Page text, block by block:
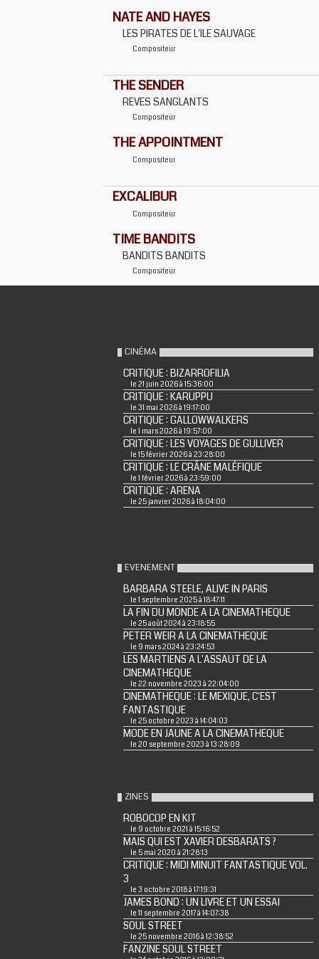
NATE AND HAYES
LES PIRATES DE L'ILE SAUVAGE
Compositeur
THE SENDER
REVES SANGLANTS
Compositeur
THE APPOINTMENT
Compositeur
EXCALIBUR
Compositeur
TIME BANDITS
BANDITS BANDITS
Compositeur
CINÉMA
CRITIQUE : BIZARROFILIA
le 21 juin 2026 à 15:36:00
CRITIQUE : KARUPPU
le 31 mai 2026 à 19:17:00
CRITIQUE : GALLOWWALKERS
le 1 mars 2026 à 19:57:00
CRITIQUE : LES VOYAGES DE GULLIVER
le 15 février 2026 à 23:28:00
CRITIQUE : LE CRÂNE MALÉFIQUE
le 1 février 2026 à 23:59:00
CRITIQUE : ARENA
le 25 janvier 2026 à 18:04:00
EVENEMENT
BARBARA STEELE, ALIVE IN PARIS
le 1 septembre 2025 à 18:47:11
LA FIN DU MONDE A LA CINEMATHEQUE
le 25 août 2024 à 23:18:55
PETER WEIR A LA CINEMATHEQUE
le 9 mars 2024 à 23:24:53
LES MARTIENS A L'ASSAUT DE LA
CINEMATHEQUE
le 22 novembre 2023 à 22:04:00
CINEMATHEQUE : LE MEXIQUE, C'EST
FANTASTIQUE
le 25 octobre 2023 à 14:04:03
MODE EN JAUNE A LA CINEMATHEQUE
le 20 septembre 2023 à 13:28:09
ZINES
ROBOCOP EN KIT
le 9 octobre 2021 à 15:16:52
MAIS QUI EST XAVIER DESBARATS ?
le 5 mai 2020 à 21:28:13
CRITIQUE : MIDI MINUIT FANTASTIQUE VOL.
3
le 3 octobre 2018 à 17:19:31
JAMES BOND : UN LIVRE ET UN ESSAI
le 11 septembre 2017 à 14:07:38
SOUL STREET
le 25 novembre 2016 à 12:38:52
FANZINE SOUL STREET